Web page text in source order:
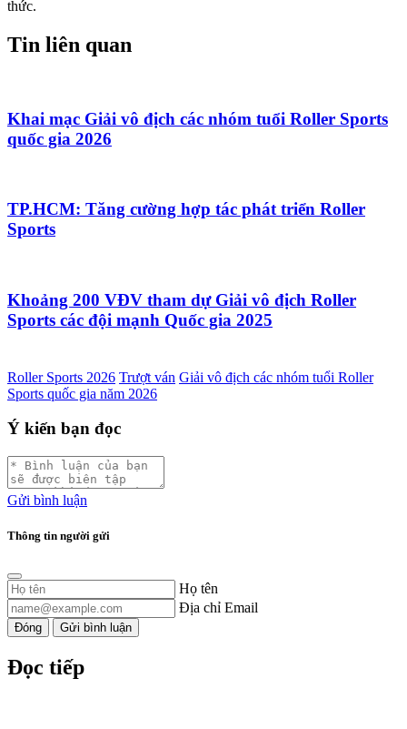
thức.
Tin liên quan
Khai mạc Giải vô địch các nhóm tuổi Roller Sports
quốc gia 2026
TP.HCM: Tăng cường hợp tác phát triển Roller
Sports
Khoảng 200 VĐV tham dự Giải vô địch Roller
Sports các đội mạnh Quốc gia 2025
Roller Sports 2026 Trượt ván Giải vô địch các nhóm tuổi Roller
Sports quốc gia năm 2026
Ý kiến bạn đọc
Gửi bình luận
Thông tin người gửi
Họ tên
Địa chỉ Email
Đóng Gửi bình luận
Đọc tiếp